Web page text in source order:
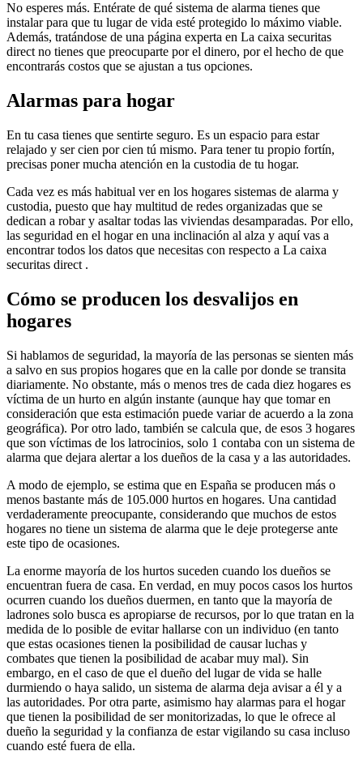
No esperes más. Entérate de qué sistema de alarma tienes que
instalar para que tu lugar de vida esté protegido lo máximo viable.
Además, tratándose de una página experta en La caixa securitas
direct no tienes que preocuparte por el dinero, por el hecho de que
encontrarás costos que se ajustan a tus opciones.
Alarmas para hogar
En tu casa tienes que sentirte seguro. Es un espacio para estar
relajado y ser cien por cien tú mismo. Para tener tu propio fortín,
precisas poner mucha atención en la custodia de tu hogar.
Cada vez es más habitual ver en los hogares sistemas de alarma y
custodia, puesto que hay multitud de redes organizadas que se
dedican a robar y asaltar todas las viviendas desamparadas. Por ello,
las seguridad en el hogar en una inclinación al alza y aquí vas a
encontrar todos los datos que necesitas con respecto a La caixa
securitas direct .
Cómo se producen los desvalijos en
hogares
Si hablamos de seguridad, la mayoría de las personas se sienten más
a salvo en sus propios hogares que en la calle por donde se transita
diariamente. No obstante, más o menos tres de cada diez hogares es
víctima de un hurto en algún instante (aunque hay que tomar en
consideración que esta estimación puede variar de acuerdo a la zona
geográfica). Por otro lado, también se calcula que, de esos 3 hogares
que son víctimas de los latrocinios, solo 1 contaba con un sistema de
alarma que dejara alertar a los dueños de la casa y a las autoridades.
A modo de ejemplo, se estima que en España se producen más o
menos bastante más de 105.000 hurtos en hogares. Una cantidad
verdaderamente preocupante, considerando que muchos de estos
hogares no tiene un sistema de alarma que le deje protegerse ante
este tipo de ocasiones.
La enorme mayoría de los hurtos suceden cuando los dueños se
encuentran fuera de casa. En verdad, en muy pocos casos los hurtos
ocurren cuando los dueños duermen, en tanto que la mayoría de
ladrones solo busca es apropiarse de recursos, por lo que tratan en la
medida de lo posible de evitar hallarse con un individuo (en tanto
que estas ocasiones tienen la posibilidad de causar luchas y
combates que tienen la posibilidad de acabar muy mal). Sin
embargo, en el caso de que el dueño del lugar de vida se halle
durmiendo o haya salido, un sistema de alarma deja avisar a él y a
las autoridades. Por otra parte, asimismo hay alarmas para el hogar
que tienen la posibilidad de ser monitorizadas, lo que le ofrece al
dueño la seguridad y la confianza de estar vigilando su casa incluso
cuando esté fuera de ella.